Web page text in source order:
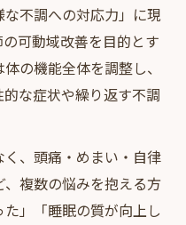
な不調への対応力」に現
可動域改善を目的とす
の機能全体を調整し、
な症状や繰り返す不調
、頭痛・めまい・自律
複数の悩みを抱える方
」「睡眠の質が向上し